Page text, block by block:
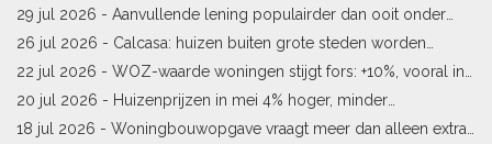
woningprijs
29 jul 2026 - Aanvullende lening populairder dan ooit onder
starters
26 jul 2026 - Calcasa: huizen buiten grote steden worden
sneller meer waard
22 jul 2026 - WOZ-waarde woningen stijgt fors: +10%, vooral in
Limburg en Pekela
20 jul 2026 - Huizenprijzen in mei 4% hoger, minder
woningverkopen
18 jul 2026 - Woningbouwopgave vraagt meer dan alleen extra